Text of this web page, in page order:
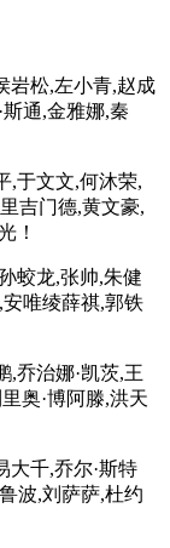
松,左小青,赵成
通,金雅娜,秦
于文文,何沐荣,
吉门德,黄文豪,
！
蛟龙,张帅,朱健
安唯绫薛祺,郭铁
乔治娜·凯茨,王
奥·博阿滕,洪天
千,乔尔·斯特
波,刘萨萨,杜约